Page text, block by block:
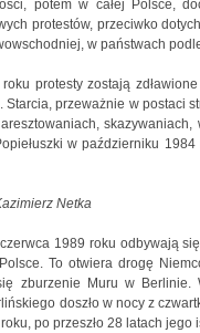
potem w całej Polsce,
protestów, przeciwko
w państwach
protesty zostają
przeważnie w postaci
skazywaniach,
w październiku
Netka
1989 roku odbywają
To otwiera drogę
zburzenie Muru w Berlinie.
doszło w nocy z
po przeszło 28 latach jego